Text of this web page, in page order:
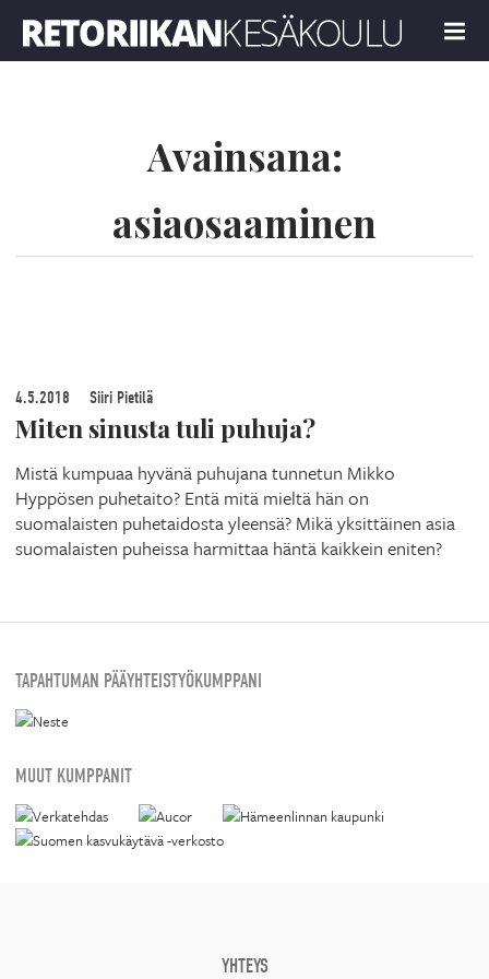
MENU
Avainsana:
asiaosaaminen
4.5.2018 Siiri Pietilä
Miten sinusta tuli puhuja?
Mistä kumpuaa hyvänä puhujana tunnetun Mikko
Hyppösen puhetaito? Entä mitä mieltä hän on
suomalaisten puhetaidosta yleensä? Mikä yksittäinen asia
suomalaisten puheissa harmittaa häntä kaikkein eniten?
TAPAHTUMAN PÄÄYHTEISTYÖKUMPPANI
MUUT KUMPPANIT
YHTEYS